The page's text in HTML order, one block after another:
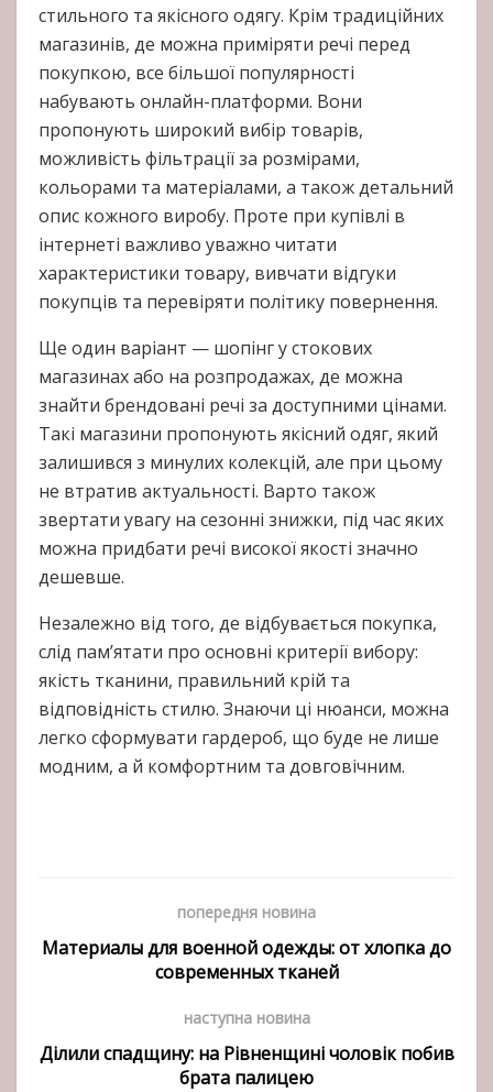
стильного та якісного одягу. Крім традиційних
магазинів, де можна приміряти речі перед
покупкою, все більшої популярності
набувають онлайн-платформи. Вони
пропонують широкий вибір товарів,
можливість фільтрації за розмірами,
кольорами та матеріалами, а також детальний
опис кожного виробу. Проте при купівлі в
інтернеті важливо уважно читати
характеристики товару, вивчати відгуки
покупців та перевіряти політику повернення.
Ще один варіант — шопінг у стокових
магазинах або на розпродажах, де можна
знайти брендовані речі за доступними цінами.
Такі магазини пропонують якісний одяг, який
залишився з минулих колекцій, але при цьому
не втратив актуальності. Варто також
звертати увагу на сезонні знижки, під час яких
можна придбати речі високої якості значно
дешевше.
Незалежно від того, де відбувається покупка,
слід пам’ятати про основні критерії вибору:
якість тканини, правильний крій та
відповідність стилю. Знаючи ці нюанси, можна
легко сформувати гардероб, що буде не лише
модним, а й комфортним та довговічним.
попередня новина
Материалы для военной одежды: от хлопка до
современных тканей
наступна новина
Ділили спадщину: на Рівненщині чоловік побив
брата палицею